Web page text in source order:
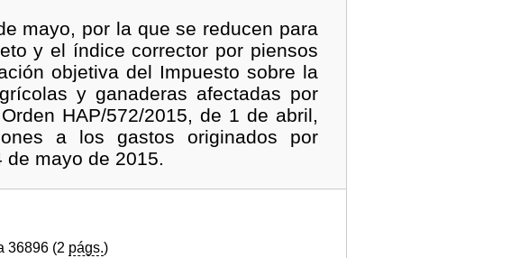
mayo, por la que se reducen para
y el índice corrector por piensos
objetiva del Impuesto sobre la
y ganaderas afectadas por
HAP/572/2015, de 1 de abril,
a los gastos originados por
mayo de 2015.
36896 (2 págs.)